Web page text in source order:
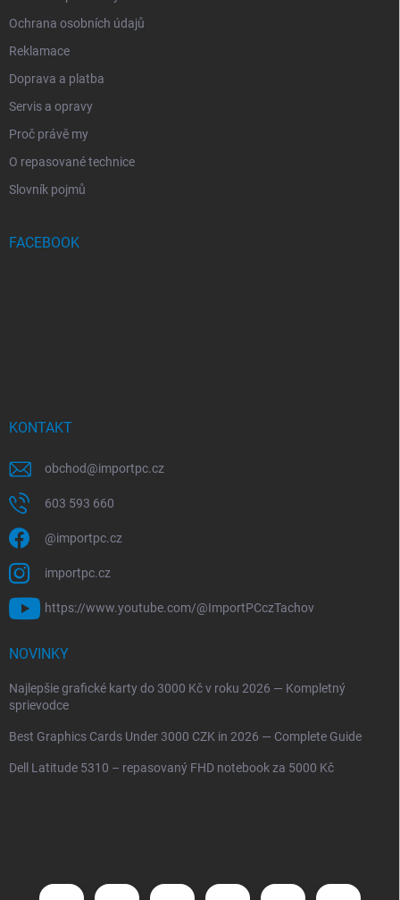
Ochrana osobních údajů
Reklamace
Doprava a platba
Servis a opravy
Proč právě my
O repasované technice
Slovník pojmů
FACEBOOK
KONTAKT
obchod@importpc.cz
603 593 660
@importpc.cz
importpc.cz
https://www.youtube.com/@ImportPCczTachov
NOVINKY
Najlepšie grafické karty do 3000 Kč v roku 2026 — Kompletný
sprievodce
Best Graphics Cards Under 3000 CZK in 2026 — Complete Guide
Dell Latitude 5310 – repasovaný FHD notebook za 5000 Kč